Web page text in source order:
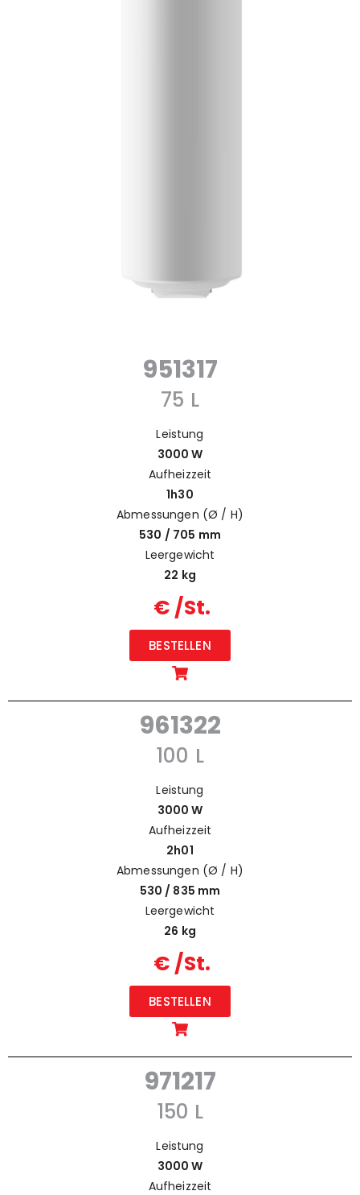
951317
75 L
Leistung
3000 W
Aufheizzeit
1h30
Abmessungen (Ø / H)
530 / 705 mm
Leergewicht
22 kg
€ /St.
BESTELLEN
961322
100 L
Leistung
3000 W
Aufheizzeit
2h01
Abmessungen (Ø / H)
530 / 835 mm
Leergewicht
26 kg
€ /St.
BESTELLEN
971217
150 L
Leistung
3000 W
Aufheizzeit